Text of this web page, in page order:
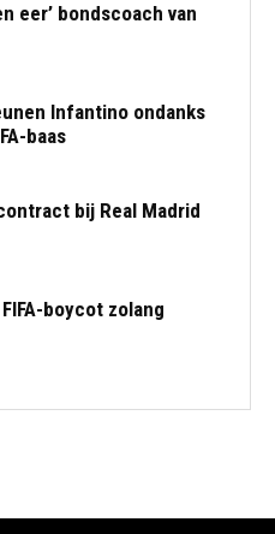
eer’ bondscoach van
Infantino ondanks
baas
bij Real Madrid
boycot zolang